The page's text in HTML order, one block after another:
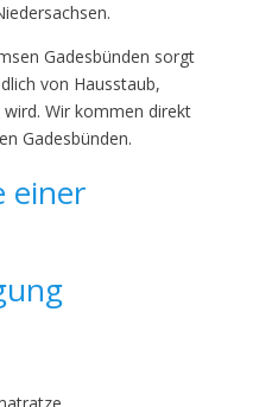
Gadesbünden sorgt
von Hausstaub,
Wir kommen direkt
Gadesbünden.
einer